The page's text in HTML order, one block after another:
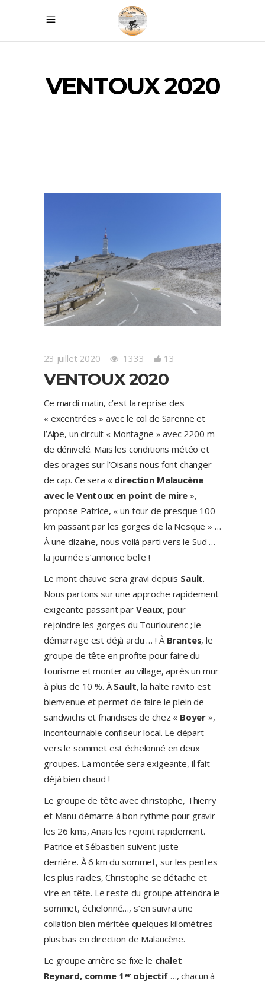
VENTOUX 2020
23 juillet 2020 1333 13
VENTOUX 2020
Ce mardi matin, c’est la reprise des
« excentrées » avec le col de Sarenne et
l’Alpe, un circuit « Montagne » avec 2200 m
de dénivelé. Mais les conditions météo et
des orages sur l’Oisans nous font changer
de cap. Ce sera « direction Malaucène
avec le Ventoux en point de mire »,
propose Patrice, « un tour de presque 100
km passant par les gorges de la Nesque » …
À une dizaine, nous voilà parti vers le Sud …
la journée s’annonce belle !
Le mont chauve sera gravi depuis Sault.
Nous partons sur une approche rapidement
exigeante passant par Veaux, pour
rejoindre les gorges du Tourlourenc ; le
démarrage est déjà ardu … ! À Brantes, le
groupe de tête en profite pour faire du
tourisme et monter au village, après un mur
à plus de 10 %. À Sault, la halte ravito est
bienvenue et permet de faire le plein de
sandwichs et friandises de chez « Boyer »,
incontournable confiseur local. Le départ
vers le sommet est échelonné en deux
groupes. La montée sera exigeante, il fait
déjà bien chaud !
Le groupe de tête avec christophe, Thierry
et Manu démarre à bon rythme pour gravir
les 26 kms, Anaïs les rejoint rapidement.
Patrice et Sébastien suivent juste
derrière. À 6 km du sommet, sur les pentes
les plus raides, Christophe se détache et
vire en tête. Le reste du groupe atteindra le
sommet, échelonné…, s’en suivra une
collation bien méritée quelques kilométres
plus bas en direction de Malaucène.
Le groupe arrière se fixe le chalet
Reynard, comme 1 er objectif…, chacun à